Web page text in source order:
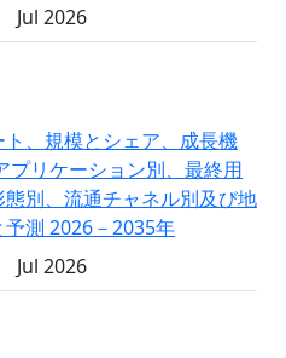
Jul 2026
、規模とシェア、成長機
リケーション別、最終用
別、流通チャネル別及び地
測 2026－2035年
Jul 2026